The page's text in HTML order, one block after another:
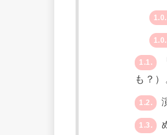
1.1.
も？）
1.2.
1.3.